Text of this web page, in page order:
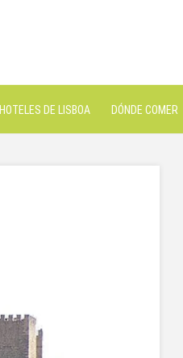
HOTELES DE LISBOA DÓNDE COMER